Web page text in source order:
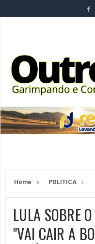
Home POLÍTICA
LULA SOBRE
"VAI CAIR A